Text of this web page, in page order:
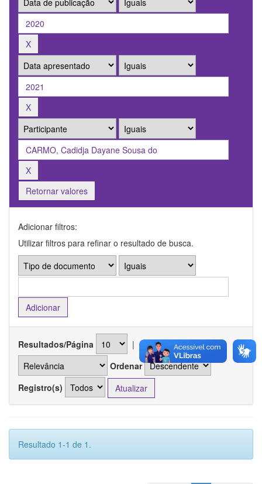
Retornar valores
Adicionar filtros:
Utilizar filtros para refinar o resultado de busca.
Resultados/Página | Ordenar registros por
Ordenar
Registro(s)
Resultado 1-1 de 1.